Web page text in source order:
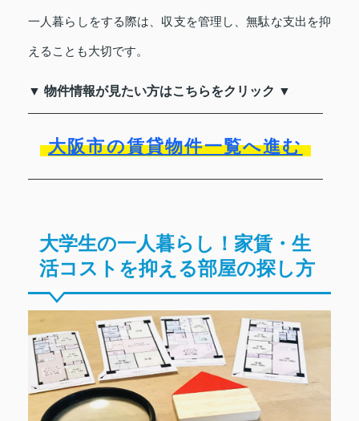
一人暮らしをする際は、収支を管理し、無駄な支出を抑
えることも大切です。
▼ 物件情報が見たい方はこちらをクリック ▼
大阪市の賃貸物件一覧へ進む
大学生の一人暮らし！家賃・生
活コストを抑える部屋の探し方